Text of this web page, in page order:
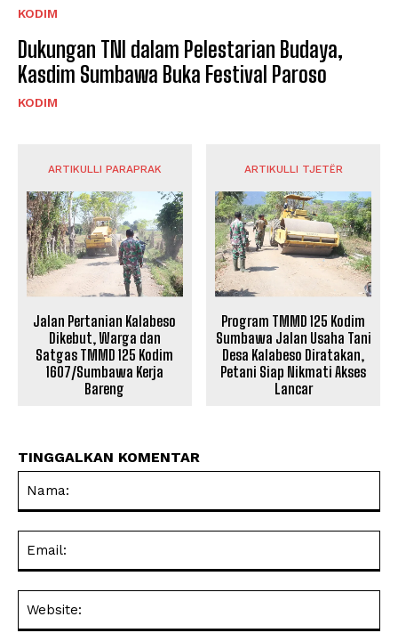
KODIM
Dukungan TNI dalam Pelestarian Budaya,
Kasdim Sumbawa Buka Festival Paroso
KODIM
ARTIKULLI PARAPRAK
Jalan Pertanian Kalabeso
Dikebut, Warga dan
Satgas TMMD 125 Kodim
1607/Sumbawa Kerja
Bareng
ARTIKULLI TJETËR
Program TMMD 125 Kodim
Sumbawa Jalan Usaha Tani
Desa Kalabeso Diratakan,
Petani Siap Nikmati Akses
Lancar
TINGGALKAN KOMENTAR